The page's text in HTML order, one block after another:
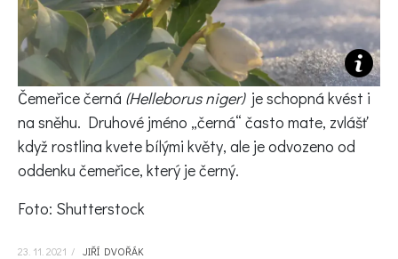
KVÍZY A TESTY
Čemeřice černá (Helleborus niger) je schopná kvést i
na sněhu. Druhové jméno „černá“ často mate, zvlášť
když rostlina kvete bílými květy, ale je odvozeno od
oddenku čemeřice, který je černý.
Foto: Shutterstock
23. 11. 2021 / JIŘÍ DVOŘÁK